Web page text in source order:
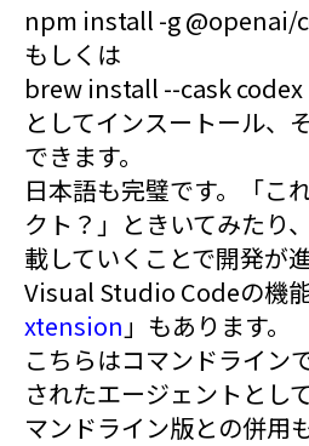
npm install -g @openai/
もしくは
brew install --cask codex
としてインスートール、
できます。
日本語も完璧です。「こ
クト？」ときいてみたり
載していくことで開発が
Visual Studio Codeの機
xtension 」もあります。
こちらはコマンドライン
されたエージェントとし
マンドライン版との併用